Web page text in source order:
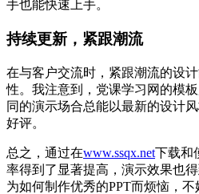
手也能快速上手。
持续更新，紧跟潮流
在与客户交流时，紧跟潮流的设
性。我注意到，党课学习网的模
同的演示场合总能以最新的设计
好评。
总之，通过在www.ssqx.net下载和
率得到了显著提高，演示效果也
为如何制作优秀的PPT而烦恼，